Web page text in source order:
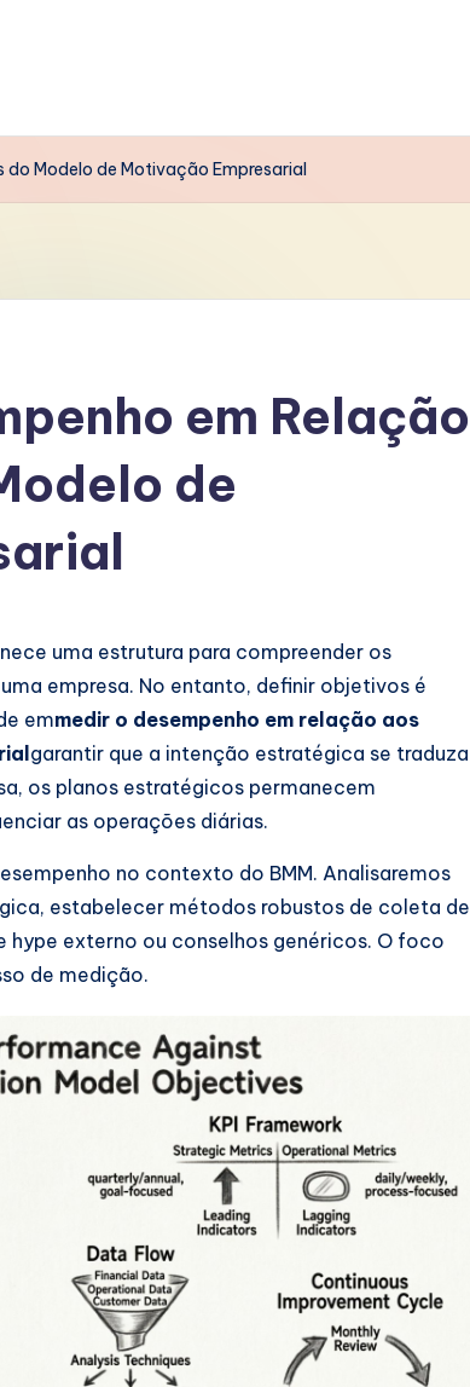
Modelo de Motivação Empresarial
em Relação
de
uma estrutura para compreender os
empresa. No entanto, definir objetivos é
emmedir o desempenho em relação aos
garantir que a intenção estratégica se traduza
os planos estratégicos permanecem
as operações diárias.
no contexto do BMM. Analisaremos
estabelecer métodos robustos de coleta de
externo ou conselhos genéricos. O foco
de medição.